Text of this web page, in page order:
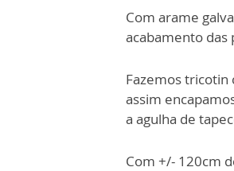
Com arame
acabamento das
Fazemos tricotin
assim
a agulha de
Com +/- 120cm